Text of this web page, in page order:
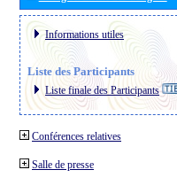
Informations utiles
Liste des Participants
Liste finale des Participants
Conférences relatives
Salle de presse